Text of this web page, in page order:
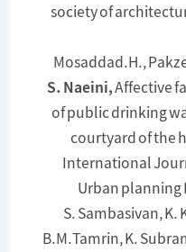
society of
Mosaddad.H.,
S. Naeini,
of public
courtyard of
International
Urban
S.
B.M.Tamrin, K.